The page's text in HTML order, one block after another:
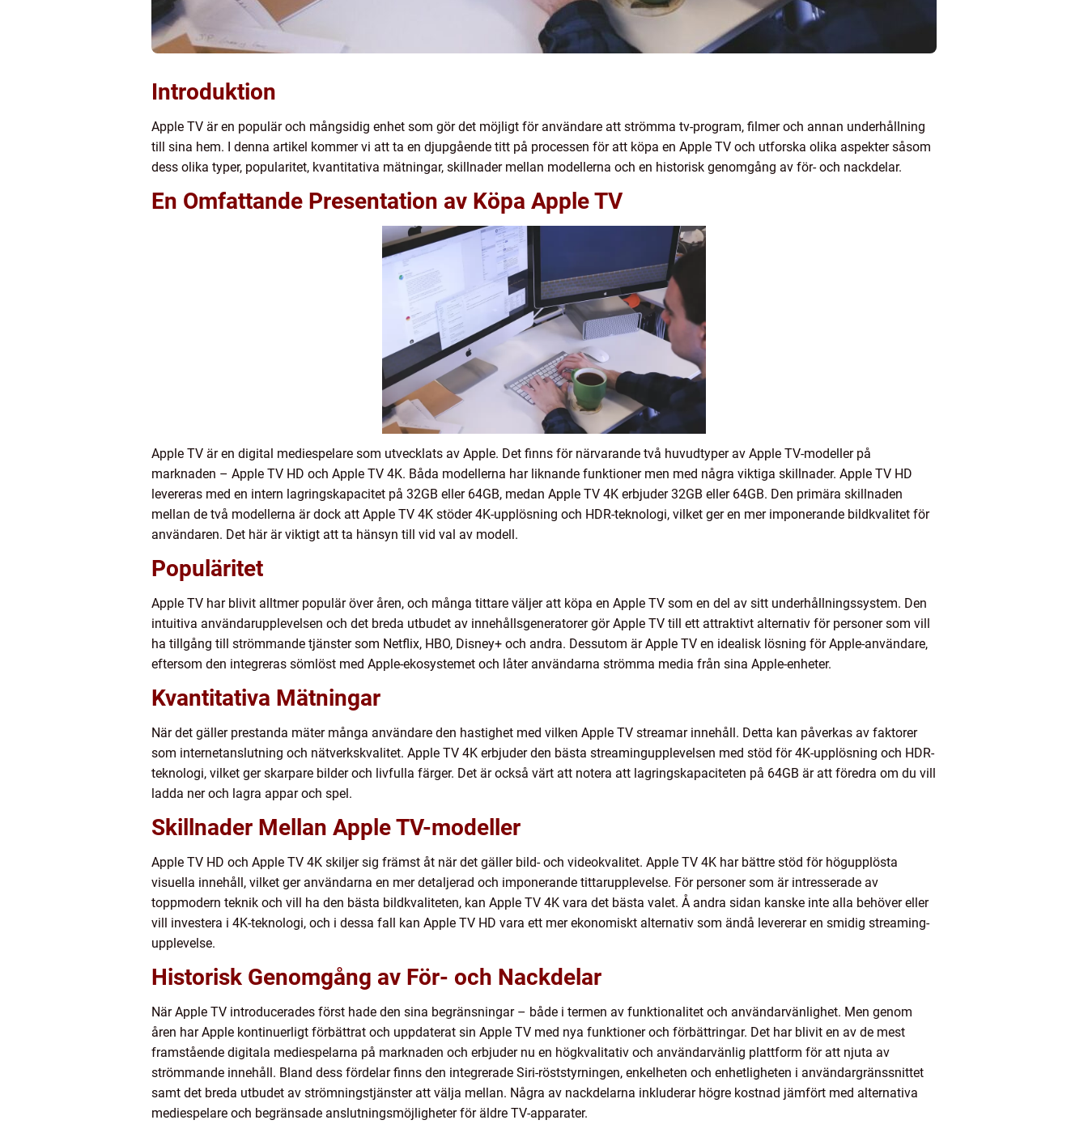
Introduktion
Apple TV är en populär och mångsidig enhet som gör det möjligt för användare att strömma tv-program, filmer och annan underhållning
till sina hem. I denna artikel kommer vi att ta en djupgående titt på processen för att köpa en Apple TV och utforska olika aspekter såsom
dess olika typer, popularitet, kvantitativa mätningar, skillnader mellan modellerna och en historisk genomgång av för- och nackdelar.
En Omfattande Presentation av Köpa Apple TV
Apple TV är en digital mediespelare som utvecklats av Apple. Det finns för närvarande två huvudtyper av Apple TV-modeller på
marknaden – Apple TV HD och Apple TV 4K. Båda modellerna har liknande funktioner men med några viktiga skillnader. Apple TV HD
levereras med en intern lagringskapacitet på 32GB eller 64GB, medan Apple TV 4K erbjuder 32GB eller 64GB. Den primära skillnaden
mellan de två modellerna är dock att Apple TV 4K stöder 4K-upplösning och HDR-teknologi, vilket ger en mer imponerande bildkvalitet för
användaren. Det här är viktigt att ta hänsyn till vid val av modell.
Populäritet
Apple TV har blivit alltmer populär över åren, och många tittare väljer att köpa en Apple TV som en del av sitt underhållningssystem. Den
intuitiva användarupplevelsen och det breda utbudet av innehållsgeneratorer gör Apple TV till ett attraktivt alternativ för personer som vill
ha tillgång till strömmande tjänster som Netflix, HBO, Disney+ och andra. Dessutom är Apple TV en idealisk lösning för Apple-användare,
eftersom den integreras sömlöst med Apple-ekosystemet och låter användarna strömma media från sina Apple-enheter.
Kvantitativa Mätningar
När det gäller prestanda mäter många användare den hastighet med vilken Apple TV streamar innehåll. Detta kan påverkas av faktorer
som internetanslutning och nätverkskvalitet. Apple TV 4K erbjuder den bästa streamingupplevelsen med stöd för 4K-upplösning och HDR-
teknologi, vilket ger skarpare bilder och livfulla färger. Det är också värt att notera att lagringskapaciteten på 64GB är att föredra om du vill
ladda ner och lagra appar och spel.
Skillnader Mellan Apple TV-modeller
Apple TV HD och Apple TV 4K skiljer sig främst åt när det gäller bild- och videokvalitet. Apple TV 4K har bättre stöd för högupplösta
visuella innehåll, vilket ger användarna en mer detaljerad och imponerande tittarupplevelse. För personer som är intresserade av
toppmodern teknik och vill ha den bästa bildkvaliteten, kan Apple TV 4K vara det bästa valet. Å andra sidan kanske inte alla behöver eller
vill investera i 4K-teknologi, och i dessa fall kan Apple TV HD vara ett mer ekonomiskt alternativ som ändå levererar en smidig streaming-
upplevelse.
Historisk Genomgång av För- och Nackdelar
När Apple TV introducerades först hade den sina begränsningar – både i termen av funktionalitet och användarvänlighet. Men genom
åren har Apple kontinuerligt förbättrat och uppdaterat sin Apple TV med nya funktioner och förbättringar. Det har blivit en av de mest
framstående digitala mediespelarna på marknaden och erbjuder nu en högkvalitativ och användarvänlig plattform för att njuta av
strömmande innehåll. Bland dess fördelar finns den integrerade Siri-röststyrningen, enkelheten och enhetligheten i användargränssnittet
samt det breda utbudet av strömningstjänster att välja mellan. Några av nackdelarna inkluderar högre kostnad jämfört med alternativa
mediespelare och begränsade anslutningsmöjligheter för äldre TV-apparater.